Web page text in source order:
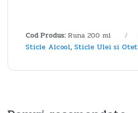
Cod Produs: Runa 200 ml
Sticle Alcool, Sticle Ulei si Otet